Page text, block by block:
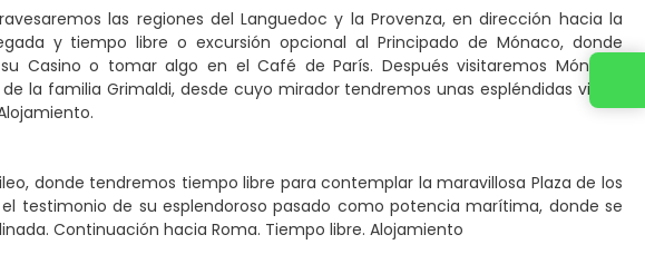
las regiones del Languedoc y la Provenza, en dirección hacia la
y tiempo libre o excursión opcional al Principado de Mónaco, donde
Casino o tomar algo en el Café de París. Después visitaremos Mónaco,
la familia Grimaldi, desde cuyo mirador tendremos unas espléndidas vistas
donde tendremos tiempo libre para contemplar la maravillosa Plaza de los
testimonio de su esplendoroso pasado como potencia marítima, donde se
Continuación hacia Roma. Tiempo libre. Alojamiento
Contact us